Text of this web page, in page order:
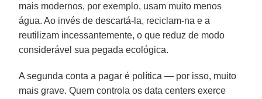
mais modernos, por exemplo, usam muito menos
água. Ao invés de descartá-la, reciclam-na e a
reutilizam incessantemente, o que reduz de modo
considerável sua pegada ecológica.
A segunda conta a pagar é política — por isso, muito
mais grave. Quem controla os data centers exerce